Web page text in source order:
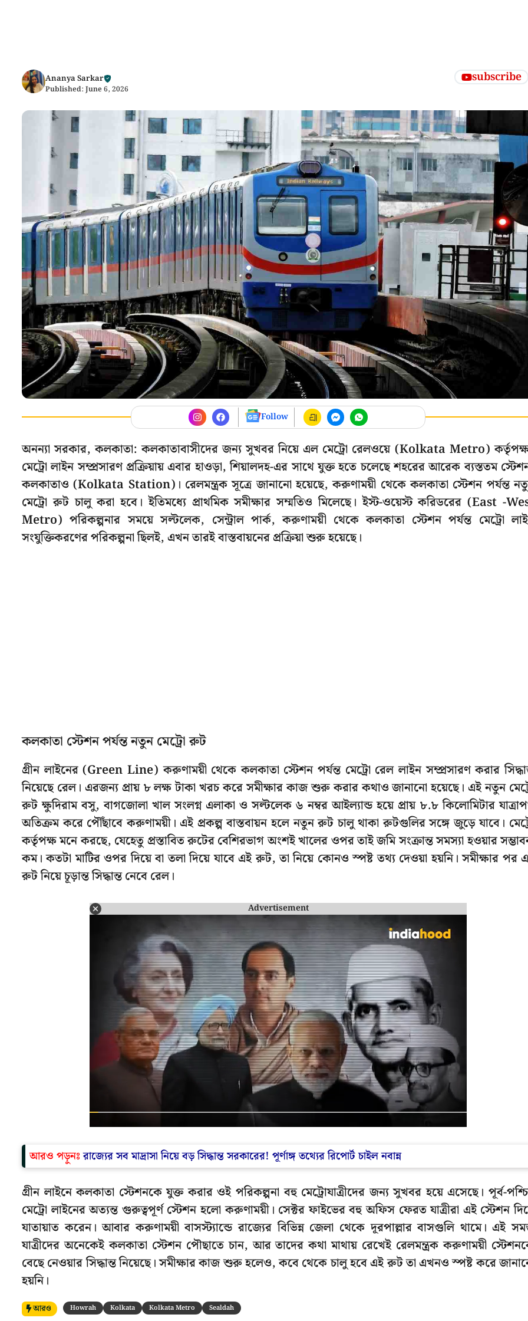
Ananya Sarkar
Published: June 6, 2026
subscribe
Follow
অনন্যা সরকার, কলকাতা: কলকাতাবাসীদের জন্য সুখবর নিয়ে এল মেট্রো রেলওয়ে (Kolkata Metro)
মেট্রো লাইন সম্প্রসারণ প্রক্রিয়ায় এবার হাওড়া, শিয়ালদহ-এর সাথে যুক্ত হতে চলেছে শহরের আরেক ব্যস্ততম
কলকাতাও (Kolkata Station)। রেলমন্ত্রক সূত্রে জানানো হয়েছে, করুণাময়ী থেকে কলকাতা স্টেশন পর্যন্ত
মেট্রো রুট চালু করা হবে। ইতিমধ্যে প্রাথমিক সমীক্ষার সম্মতিও মিলেছে। ইস্ট-ওয়েস্ট করিডরের (East -
Metro) পরিকল্পনার সময়ে সল্টলেক, সেন্ট্রাল পার্ক, করুণাময়ী থেকে কলকাতা স্টেশন পর্যন্ত মেট্রো
সংযুক্তিকরণের পরিকল্পনা ছিলই, এখন তারই বাস্তবায়নের প্রক্রিয়া শুরু হয়েছে।
কলকাতা স্টেশন পর্যন্ত নতুন মেট্রো রুট
গ্রীন লাইনের (Green Line) করুণাময়ী থেকে কলকাতা স্টেশন পর্যন্ত মেট্রো রেল লাইন সম্প্রসারণ করার
নিয়েছে রেল। এরজন্য প্রায় ৮ লক্ষ টাকা খরচ করে সমীক্ষার কাজ শুরু করার কথাও জানানো হয়েছে। এই নতুন
রুট ক্ষুদিরাম বসু, বাগজোলা খাল সংলগ্ন এলাকা ও সল্টলেক ৬ নম্বর আইল্যান্ড হয়ে প্রায় ৮.৮ কিলোমিটার
অতিক্রম করে পৌঁছাবে করুণাময়ী। এই প্রকল্প বাস্তবায়ন হলে নতুন রুট চালু থাকা রুটগুলির সঙ্গে জুড়ে যাবে।
কর্তৃপক্ষ মনে করছে, যেহেতু প্রস্তাবিত রুটের বেশিরভাগ অংশই খালের ওপর তাই জমি সংক্রান্ত সমস্যা হওয়ার
কম। কতটা মাটির ওপর দিয়ে বা তলা দিয়ে যাবে এই রুট, তা নিয়ে কোনও স্পষ্ট তথ্য দেওয়া হয়নি। সমীক্ষার পর
রুট নিয়ে চূড়ান্ত সিদ্ধান্ত নেবে রেল।
Advertisement
আরও পড়ুনঃরাজ্যের সব মাদ্রাসা নিয়ে বড় সিদ্ধান্ত সরকারের! পূর্ণাঙ্গ তথ্যের রিপোর্ট চাইল নবান্ন
গ্রীন লাইনে কলকাতা স্টেশনকে যুক্ত করার ওই পরিকল্পনা বহু মেট্রোযাত্রীদের জন্য সুখবর হয়ে এসেছে। পূর্ব-
মেট্রো লাইনের অত্যন্ত গুরুত্বপূর্ণ স্টেশন হলো করুণাময়ী। সেক্টর ফাইভের বহু অফিস ফেরত যাত্রীরা এই স্টেশন
যাতায়াত করেন। আবার করুণাময়ী বাসস্ট্যান্ডে রাজ্যের বিভিন্ন জেলা থেকে দূরপাল্লার বাসগুলি থামে। এই
যাত্রীদের অনেকেই কলকাতা স্টেশন পৌছাতে চান, আর তাদের কথা মাথায় রেখেই রেলমন্ত্রক করুণাময়ী
বেছে নেওয়ার সিদ্ধান্ত নিয়েছে। সমীক্ষার কাজ শুরু হলেও, কবে থেকে চালু হবে এই রুট তা এখনও স্পষ্ট করে
হয়নি।
আরও Howrah Kolkata Kolkata Metro Sealdah